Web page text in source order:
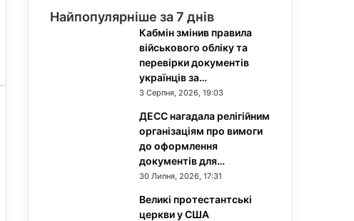
Найпопулярніше за 7 днів
Кабмін змінив правила
військового обліку та
перевірки документів
українців за…
3 Серпня, 2026, 19:03
ДЕСС нагадала релігійним
організаціям про вимоги
до оформлення
документів для…
30 Липня, 2026, 17:31
Великі протестантські
церкви у США